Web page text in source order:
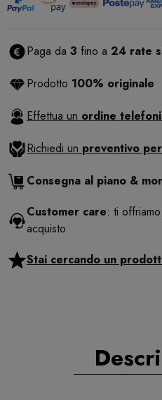
Paga da 3 fino a 24 rate
Prodotto 100% originale
Effettua un ordine
Richiedi un preventivo
Consegna al piano &
Customer care: ti
acquisto
Stai cercando un